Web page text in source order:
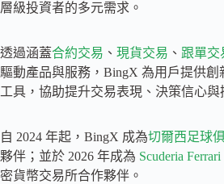
層級投資者的多元需求。
透過涵蓋合約交易 、 現貨交易 、 跟單交
驅動產品與服務，BingX 為用戶提供創
工具，協助提升交易表現、決策信心與
自 2024 年起，BingX 成為切爾西足球
夥伴；並於 2026 年成為 Scuderia Ferrari
密貨幣交易所合作夥伴。